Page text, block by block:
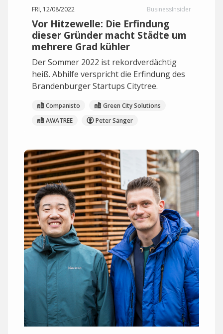
FRI, 12/08/2022 BusinessInsider
Vor Hitzewelle: Die Erfindung
dieser Gründer macht Städte um
mehrere Grad kühler
Der Sommer 2022 ist rekordverdächtig
heiß. Abhilfe verspricht die Erfindung des
Brandenburger Startups Citytree.
Companisto
Green City Solutions
AWATREE
Peter Sänger